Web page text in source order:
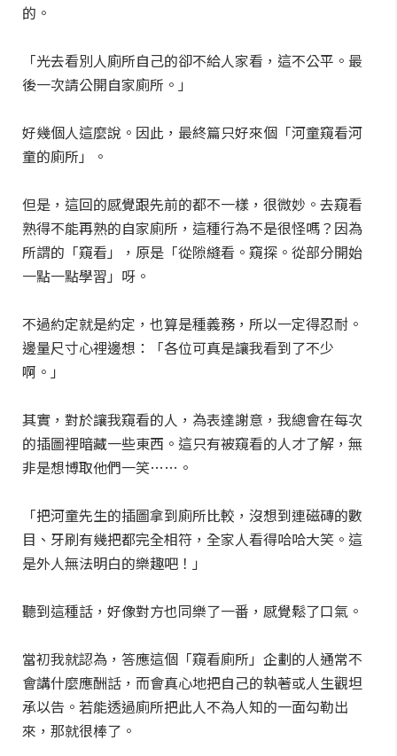
的。
「光去看別人廁所自己的卻不給人家看，這不公平。最
後一次請公開自家廁所。」
好幾個人這麼說。因此，最終篇只好來個「河童窺看河
童的廁所」。
但是，這回的感覺跟先前的都不一樣，很微妙。去窺看
熟得不能再熟的自家廁所，這種行為不是很怪嗎？因為
所謂的「窺看」，原是「從隙縫看。窺探。從部分開始
一點一點學習」呀。
不過約定就是約定，也算是種義務，所以一定得忍耐。
邊量尺寸心裡邊想：「各位可真是讓我看到了不少
啊。」
其實，對於讓我窺看的人，為表達謝意，我總會在每次
的插圖裡暗藏一些東西。這只有被窺看的人才了解，無
非是想博取他們一笑……。
「把河童先生的插圖拿到廁所比較，沒想到連磁磚的數
目、牙刷有幾把都完全相符，全家人看得哈哈大笑。這
是外人無法明白的樂趣吧！」
聽到這種話，好像對方也同樂了一番，感覺鬆了口氣。
當初我就認為，答應這個「窺看廁所」企劃的人通常不
會講什麼應酬話，而會真心地把自己的執著或人生觀坦
承以告。若能透過廁所把此人不為人知的一面勾勒出
來，那就很棒了。